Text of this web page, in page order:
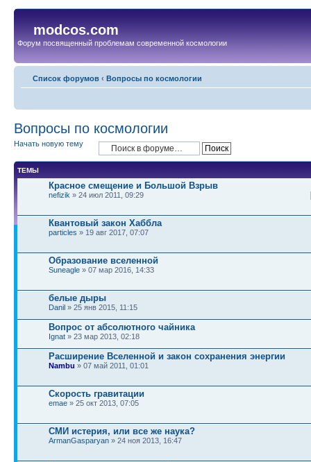
modcos.com
Форум посвященный проблемам современной космологии
Список форумов ‹ Вопросы по космологии
Вопросы по космологии
Начать новую тему
ТЕМЫ
Красное смещение и Большой Взрыв
nefizik » 24 июл 2011, 09:29
Квантовый закон Хаббла
particles » 19 авг 2017, 07:07
Образование вселенной
Suneagle » 07 мар 2016, 14:33
белые дыры
Danil » 25 янв 2015, 11:15
Вопрос от абсолютного чайника
Ignat » 23 мар 2013, 02:18
Расширение Вселенной и закон сохранения энергии
Nambu » 07 май 2011, 01:01
Скорость гравитации
emae » 25 окт 2013, 07:05
СМИ истерия, или все же наука?
ArmanGasparyan » 24 ноя 2013, 16:47